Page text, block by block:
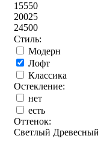
15550
20025
24500
Стиль:
Модерн
Лофт
Классика
Остекление:
нет
есть
Оттенок:
Светлый